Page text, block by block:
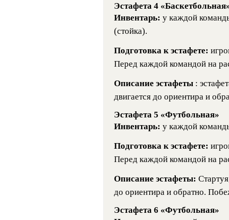
Эстафета 4
Инвентарь: у каждой
(стойка).
Подготовка к эстафете:
Перед каждой командой на
Описание эстафеты :
двигается до ориентира и
Эстафета 5 «Футбольная»
Инвентарь: у каждой
Подготовка к эстафете:
Перед каждой командой на
Описание эстафеты:
до ориентира и обратно.
Эстафета 6 «Футбольная»